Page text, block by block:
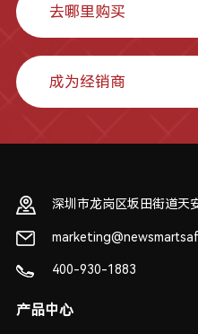
去哪里购买
成为经销商
深圳市龙岗区坂田街道天
400-930-1883
产品中心